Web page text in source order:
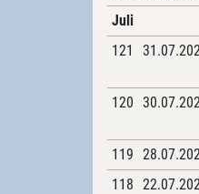
Juli
121
120
119
118